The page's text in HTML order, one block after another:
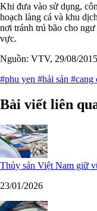
Khi đưa vào sử dụng,
hoạch làng cá và khu
nơi tránh trú bão cho
vực.
Nguồn: VTV, 29/08/2015
#phu yen #hải sản #cang
Bài viết liên
Thủy sản Việt Nam giữ
23/01/2026